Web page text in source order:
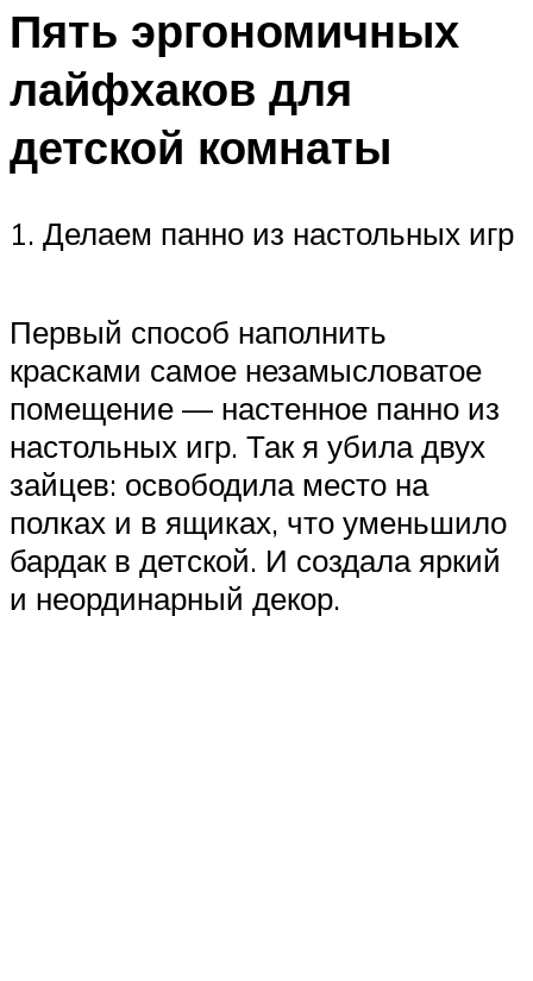
Пять эргономичных
лайфхаков для
детской комнаты
1. Делаем панно из настольных игр
Первый способ наполнить
красками самое незамысловатое
помещение — настенное панно из
настольных игр. Так я убила двух
зайцев: освободила место на
полках и в ящиках, что уменьшило
бардак в детской. И создала яркий
и неординарный декор.